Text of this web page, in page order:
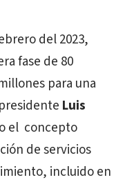
del 2023,
fase de 80
para una
Luis
el concepto
de servicios
incluido en